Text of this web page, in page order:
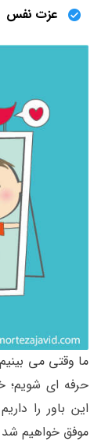
عزت نفس
ما وقتی می
حرفه ای شویم؛
این باور را
موفق خواهیم شد